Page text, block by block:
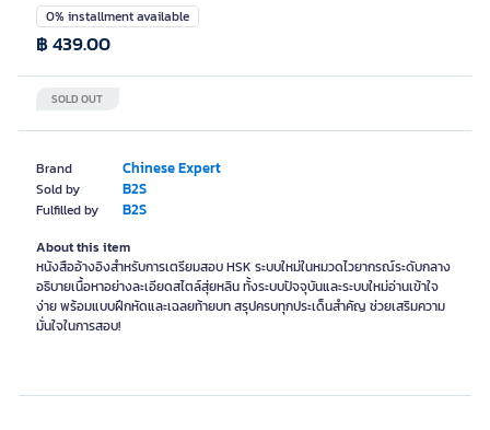
Brand Chinese Expert
Sold by B2S
Fulfilled by B2S
0% installment available
SOLD OUT
฿ 439.00
About this item
หนังสืออ้างอิงสำหรับการเตรียมสอบ HSK ระบบใหม่ในหมวดไวยากรณ์ระดับกลาง
อธิบายเนื้อหาอย่างละเอียดสไตล์สุ่ยหลิน ทั้งระบบปัจจุบันและระบบใหม่อ่านเข้าใจ
ง่าย พร้อมแบบฝึกหัดและเฉลยท้ายบท สรุปครบทุกประเด็นสำคัญ ช่วยเสริมความ
มั่นใจในการสอบ!